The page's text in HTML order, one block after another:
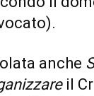
anche
il